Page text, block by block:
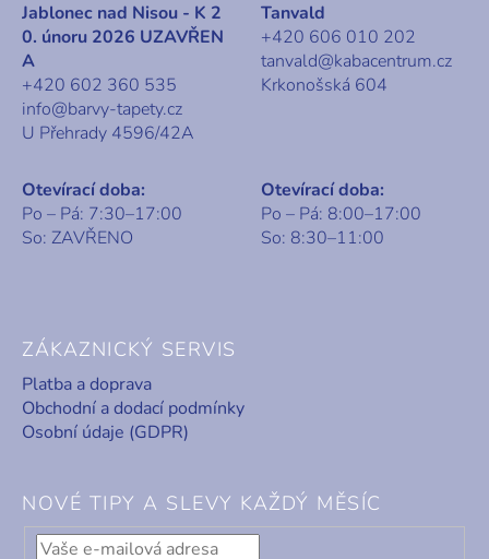
Jablonec nad Nisou - K 2
0. únoru 2026 UZAVŘEN
A
+420 602 360 535
info@barvy-tapety.cz
U Přehrady 4596/42A
Tanvald
+420 606 010 202
tanvald@kabacentrum.cz
Krkonošská 604
Otevírací doba:
Po – Pá: 7:30–17:00
So: ZAVŘENO
Otevírací doba:
Po – Pá: 8:00–17:00
So: 8:30–11:00
ZÁKAZNICKÝ SERVIS
Platba a doprava
Obchodní a dodací podmínky
Osobní údaje (GDPR)
NOVÉ TIPY A SLEVY KAŽDÝ MĚSÍC